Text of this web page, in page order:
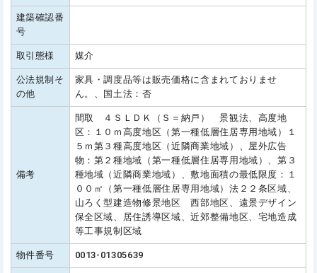
建築確認番
号
取引態様 媒介
公法規制そ
の他
家具・調度品等は販売価格に含まれておりませ
ん。、国土法：否
備考
間取 ４ＳＬＤＫ（Ｓ＝納戸） 景観法、高度地
区：１０ｍ高度地区（第一種低層住居専用地域）１
５ｍ第３種高度地区（近隣商業地域）、屋外広告
物：第２種地域（第一種低層住居専用地域）、第３
種地域（近隣商業地域）、敷地面積の最低限度：１
００㎡（第一種低層住居専用地域）法２２条区域、
山ろく型建造物修景地区 西部地区、遠景デザイン
保全区域、居住誘導区域、近郊整備地区、宅地造成
等工事規制区域
物件番号 0013-01305639